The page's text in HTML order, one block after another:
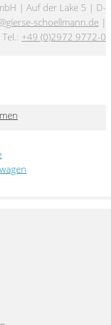
| Auf der Lake 5 | D-
schoellmann.de |
Tel.: +49 (0)2972 9772-0